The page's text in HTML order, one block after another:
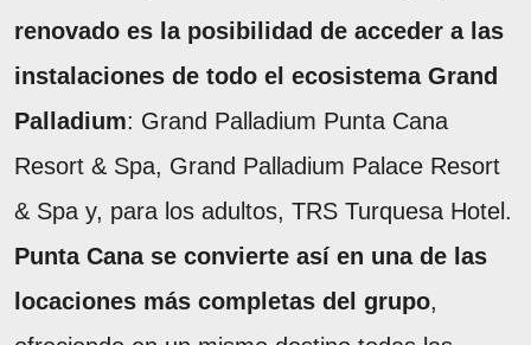
renovado es la posibilidad de acceder a las
instalaciones de todo el ecosistema Grand
Palladium: Grand Palladium Punta Cana
Resort & Spa, Grand Palladium Palace Resort
& Spa y, para los adultos, TRS Turquesa Hotel.
Punta Cana se convierte así en una de las
locaciones más completas del grupo,